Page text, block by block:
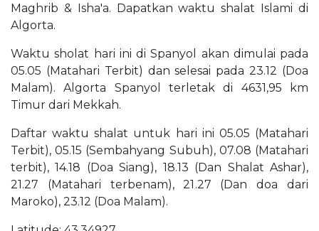
Maghrib & Isha'a. Dapatkan waktu shalat Islami di
Algorta.
Waktu sholat hari ini di Spanyol akan dimulai pada
05.05 (Matahari Terbit) dan selesai pada 23.12 (Doa
Malam). Algorta Spanyol terletak di 4631,95 km
Timur dari Mekkah.
Daftar waktu shalat untuk hari ini 05.05 (Matahari
Terbit), 05.15 (Sembahyang Subuh), 07.08 (Matahari
terbit), 14.18 (Doa Siang), 18.13 (Dan Shalat Ashar),
21.27 (Matahari terbenam), 21.27 (Dan doa dari
Maroko), 23.12 (Doa Malam).